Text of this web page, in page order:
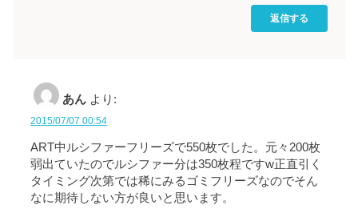
返信する
あん より:
2015/07/07 00:54
ART中ルシファーフリーズで550枚でした。元々200枚
弱出ていたのでルシファー分は350枚程ですw正直引く
タイミング次第では稀にみるゴミフリーズなのでそん
なに期待しない方が良いと思います。